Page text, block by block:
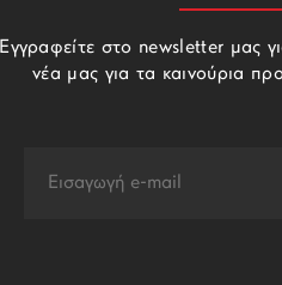
Εγγραφείτε στο newsletter μας
νέα μας για τα καινούρια